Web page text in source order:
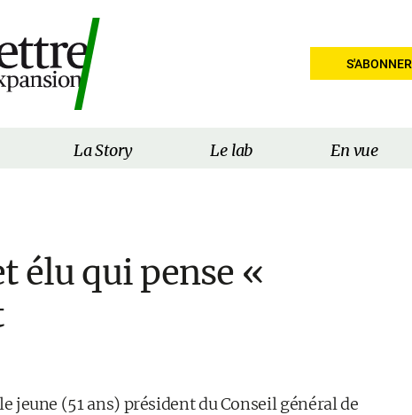
S'ABONNER
La Story Le lab En vue
élu qui pense «
jeune (51 ans) président du Conseil général de